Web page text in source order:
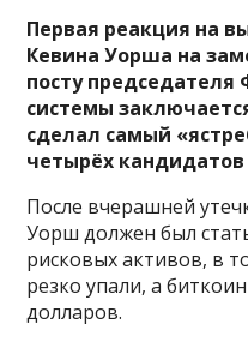
Первая реакция на
Кевина Уорша на
посту
системы
сделал самый
четырёх
После вчерашней
Уорш должен был
рисковых активов, в
резко упали, а
долларов.